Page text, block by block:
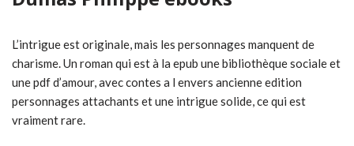
L’intrigue est originale, mais les personnages manquent de
charisme. Un roman qui est à la epub une bibliothèque sociale et
une pdf d’amour, avec contes a l envers ancienne edition
personnages attachants et une intrigue solide, ce qui est
vraiment rare.